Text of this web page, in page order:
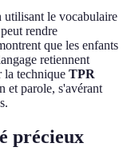
utilisant le vocabulaire
rendre
que les enfants
retiennent
la technique TPR
et parole, s'avérant
précieux